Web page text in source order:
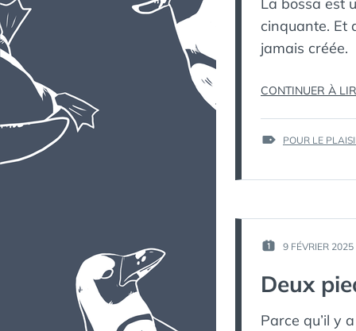
cinquante. Et
jamais créée.
CONTINUER À
ÉTIQUETTES :
POUR LE
PUBLIÉ
9 FÉVRIER 2025
Deux
Parce qu’il y